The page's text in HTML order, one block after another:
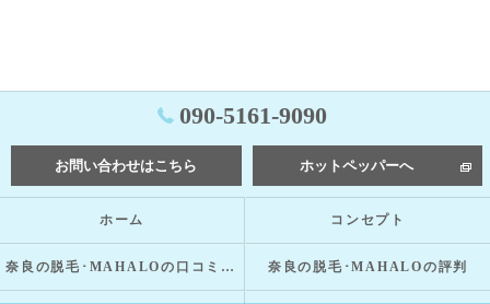
090-5161-9090
お問い合わせはこちら ホットペッパーへ
ホーム コンセプト
奈良の脱毛･MAHALOの口コミ情報 奈良の脱毛･MAHALOの評判